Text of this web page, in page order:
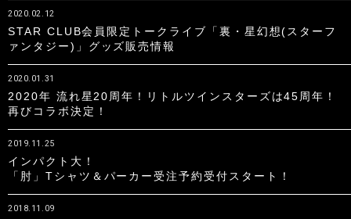
2020.02.12
STAR CLUB会員限定トークライブ「裏・星幻想(スターフ
ァンタジー)」グッズ販売情報
2020.01.31
2020年 流れ星20周年！リトルツインスターズは45周年！
再びコラボ決定！
2019.11.25
インパクト大！
「肘」Tシャツ＆パーカー受注予約受付スタート！
2018.11.09